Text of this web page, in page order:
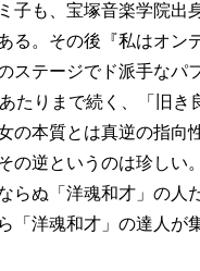
子も、宝塚音楽学院出
る。その後『私はオン
ステージでド派手なパ
たりまで続く、「旧
の本質とは真逆の指向
の逆というのは珍し
らぬ「洋魂和才」の人
「洋魂和才」の達人